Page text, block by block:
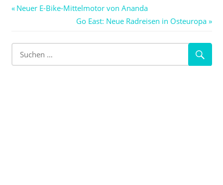
Beitragsnavigation
Vorheriger
Neuer E-Bike-Mittelmotor von Ananda
Nächster
Go East: Neue Radreisen in Osteuropa